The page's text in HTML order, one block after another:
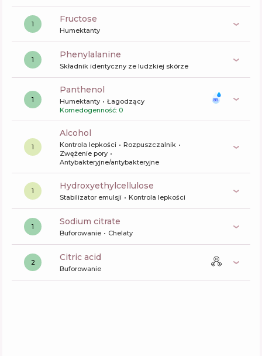
1 fructose
Humektanty
1 phenylalanine
Składnik identyczny ze ludzkiej skórze
1
panthenol
Humektanty
Łagodzący
Komedogenność: 0
1
alcohol
Kontrola lepkości
Rozpuszczalnik
Zwężenie pory
Antybakteryjne/antybakteryjne
1 hydroxyethylcellulose
Stabilizator emulsji Kontrola lepkości
1 sodium citrate
Buforowanie Chelaty
2 citric acid
Buforowanie